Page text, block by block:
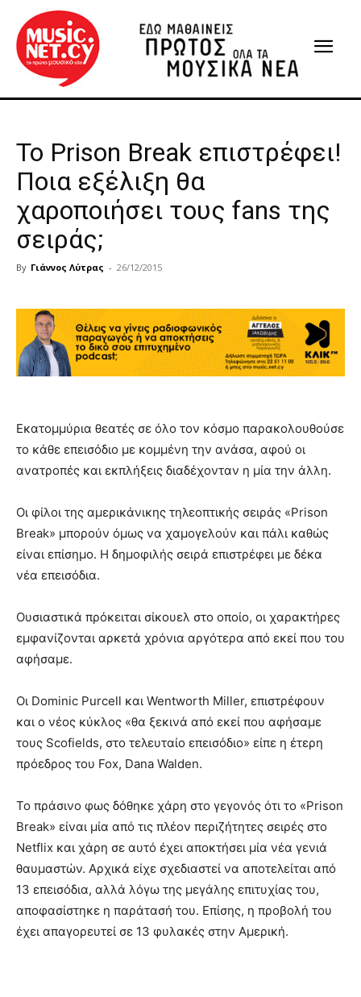
Το Prison Break επιστρέφει!
Ποια εξέλιξη θα
χαροποιήσει τους fans της
σειράς;
By Γιάννος Λύτρας - 26/12/2015
Εκατομμύρια θεατές σε όλο τον κόσμο παρακολουθούσε
το κάθε επεισόδιο με κομμένη την ανάσα, αφού οι
ανατροπές και εκπλήξεις διαδέχονταν η μία την άλλη.
Οι φίλοι της αμερικάνικης τηλεοπτικής σειράς «Prison
Break» μπορούν όμως να χαμογελούν και πάλι καθώς
είναι επίσημο. Η δημοφιλής σειρά επιστρέφει με δέκα
νέα επεισόδια.
Ουσιαστικά πρόκειται σίκουελ στο οποίο, οι χαρακτήρες
εμφανίζονται αρκετά χρόνια αργότερα από εκεί που του
αφήσαμε.
Οι Dominic Purcell και Wentworth Miller, επιστρέφουν
και ο νέος κύκλος «θα ξεκινά από εκεί που αφήσαμε
τους Scofields, στο τελευταίο επεισόδιο» είπε η έτερη
πρόεδρος του Fox, Dana Walden.
Το πράσινο φως δόθηκε χάρη στο γεγονός ότι το «Prison
Break» είναι μία από τις πλέον περιζήτητες σειρές στο
Netflix και χάρη σε αυτό έχει αποκτήσει μία νέα γενιά
θαυμαστών. Αρχικά είχε σχεδιαστεί να αποτελείται από
13 επεισόδια, αλλά λόγω της μεγάλης επιτυχίας του,
αποφασίστηκε η παράτασή του. Επίσης, η προβολή του
έχει απαγορευτεί σε 13 φυλακές στην Αμερική.